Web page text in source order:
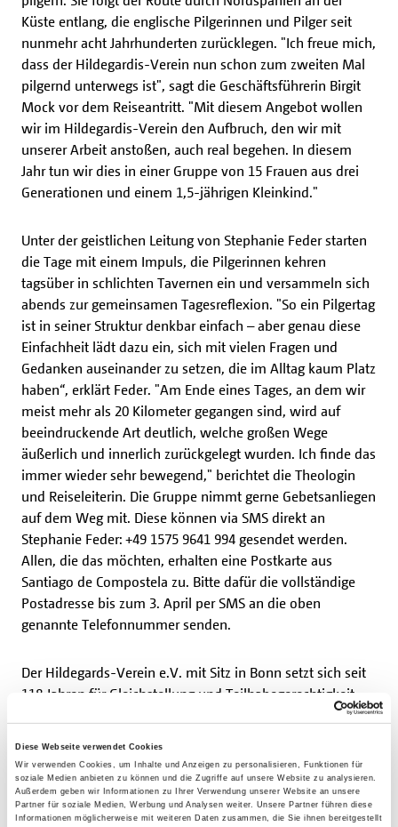
Diese Webseite verwendet Cookies
Wir verwenden Cookies, um Inhalte und Anzeigen zu personalisieren, Funktionen für
soziale Medien anbieten zu können und die Zugriffe auf unsere Website zu analysieren.
Außerdem geben wir Informationen zu Ihrer Verwendung unserer Website an unsere
Partner für soziale Medien, Werbung und Analysen weiter. Unsere Partner führen diese
Informationen möglicherweise mit weiteren Daten zusammen, die Sie ihnen bereitgestellt
Küste entlang, die englische Pilgerinnen und Pilger seit
nunmehr acht Jahrhunderten zurücklegen. "Ich freue mich,
dass der Hildegardis-Verein nun schon zum zweiten Mal
pilgernd unterwegs ist", sagt die Geschäftsführerin Birgit
Mock vor dem Reiseantritt. "Mit diesem Angebot wollen
wir im Hildegardis-Verein den Aufbruch, den wir mit
unserer Arbeit anstoßen, auch real begehen. In diesem
Jahr tun wir dies in einer Gruppe von 15 Frauen aus drei
Generationen und einem 1,5-jährigen Kleinkind."
Unter der geistlichen Leitung von Stephanie Feder starten
die Tage mit einem Impuls, die Pilgerinnen kehren
tagsüber in schlichten Tavernen ein und versammeln sich
abends zur gemeinsamen Tagesreflexion. "So ein Pilgertag
ist in seiner Struktur denkbar einfach – aber genau diese
Einfachheit lädt dazu ein, sich mit vielen Fragen und
Gedanken auseinander zu setzen, die im Alltag kaum Platz
haben“, erklärt Feder. "Am Ende eines Tages, an dem wir
meist mehr als 20 Kilometer gegangen sind, wird auf
beeindruckende Art deutlich, welche großen Wege
äußerlich und innerlich zurückgelegt wurden. Ich finde das
immer wieder sehr bewegend," berichtet die Theologin
und Reiseleiterin. Die Gruppe nimmt gerne Gebetsanliegen
auf dem Weg mit. Diese können via SMS direkt an
Stephanie Feder: +49 1575 9641 994 gesendet werden.
Allen, die das möchten, erhalten eine Postkarte aus
Santiago de Compostela zu. Bitte dafür die vollständige
Postadresse bis zum 3. April per SMS an die oben
genannte Telefonnummer senden.
Der Hildegards-Verein e.V. mit Sitz in Bonn setzt sich seit
118 Jahren für Gleichstellung und Teilhabegerechtigkeit
ein. Er unterstützt Frauen bei ihren Studienvorhaben und
sie durch Mentoring, Coachingangebote und große
Frauen-Netzwerk-Treffen. "Bildung verleiht Flügel" ist das
Motto des von Katholikinnen gegründeten Vereins. Die
Vergabe von zinslosen Darlehen ist eines von vielen